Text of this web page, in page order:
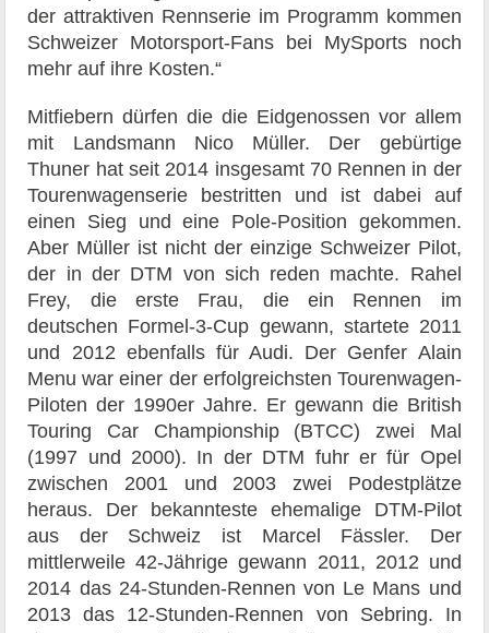
der attraktiven Rennserie im Programm kommen
Schweizer Motorsport-Fans bei MySports noch
mehr auf ihre Kosten.“
Mitfiebern dürfen die die Eidgenossen vor allem
mit Landsmann Nico Müller. Der gebürtige
Thuner hat seit 2014 insgesamt 70 Rennen in der
Tourenwagenserie bestritten und ist dabei auf
einen Sieg und eine Pole-Position gekommen.
Aber Müller ist nicht der einzige Schweizer Pilot,
der in der DTM von sich reden machte. Rahel
Frey, die erste Frau, die ein Rennen im
deutschen Formel-3-Cup gewann, startete 2011
und 2012 ebenfalls für Audi. Der Genfer Alain
Menu war einer der erfolgreichsten Tourenwagen-
Piloten der 1990er Jahre. Er gewann die British
Touring Car Championship (BTCC) zwei Mal
(1997 und 2000). In der DTM fuhr er für Opel
zwischen 2001 und 2003 zwei Podestplätze
heraus. Der bekannteste ehemalige DTM-Pilot
aus der Schweiz ist Marcel Fässler. Der
mittlerweile 42-Jährige gewann 2011, 2012 und
2014 das 24-Stunden-Rennen von Le Mans und
2013 das 12-Stunden-Rennen von Sebring. In